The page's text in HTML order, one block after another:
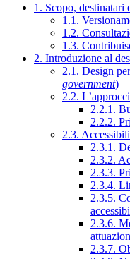
1. Scopo, destinatari
1.1.
1.2.
1.3.
2. Introduzione al
2.1. Design
government)
2.2.
2.2.1.
2.2.2.
2.3.
2.3.1.
2.3.2.
2.3.3.
2.3.4.
2.3.5.
2.3.6.
2.3.7.